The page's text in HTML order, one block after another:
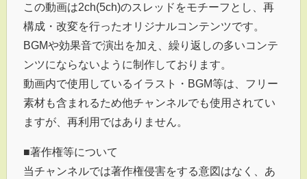
この動画は2ch(5ch)のスレッドをモチーフとし、再
構成・改変を行ったオリジナルコンテンツです。
BGMや効果音で演出を加え、繰り返しの多いコンテ
ンツにならないように制作しております。
動画内で使用しているイラスト・BGM等は、フリー
素材も含まれるため他チャンネルでも使用されてい
ますが、再利用ではありません。
■著作権等について
当チャンネルでは著作権侵害をする意図はなく、あ